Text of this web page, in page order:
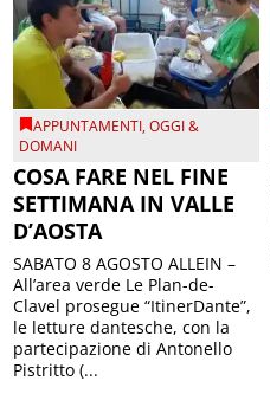
APPUNTAMENTI,OGGI &
DOMANI
COSA FARE NEL FINE
SETTIMANA IN VALLE
D’AOSTA
SABATO 8 AGOSTO ALLEIN –
All’area verde Le Plan-de-
Clavel prosegue “ItinerDante”,
le letture dantesche, con la
partecipazione di Antonello
Pistritto (...